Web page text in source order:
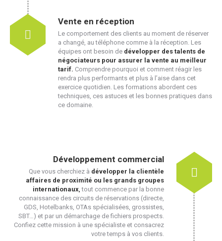
Vente en réception
Le comportement des clients au moment de réserver
a changé, au téléphone comme à la réception. Les
équipes ont besoin de développer des talents de
négociateurs pour assurer la vente au meilleur
tarif. Comprendre pourquoi et comment réagir les
rendra plus performants et plus à l’aise dans cet
exercice quotidien. Les formations abordent ces
techniques, ces astuces et les bonnes pratiques dans
ce domaine.
Développement commercial
Que vous cherchiez à développer la clientèle
affaires de proximité ou les grands groupes
internationaux,tout commence par la bonne
connaissance des circuits de réservations (directe,
GDS, Hotelbanks, OTAs spécialisées, grossistes,
SBT…) et par un démarchage de fichiers prospects.
Confiez cette mission à une spécialiste et consacrez
votre temps à vos clients.